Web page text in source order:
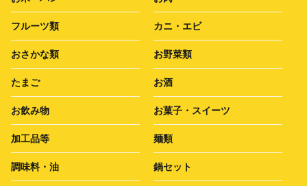
フルーツ類 カニ・エビ
おさかな類 お野菜類
たまご お酒
お飲み物 お菓子・スイーツ
加工品等 麺類
調味料・油 鍋セット